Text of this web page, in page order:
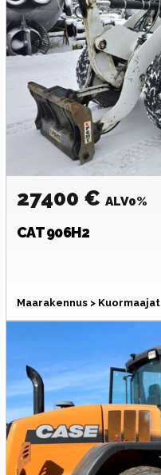
27400 € ALV0%
CAT906H2
Maarakennus > Kuormaajat